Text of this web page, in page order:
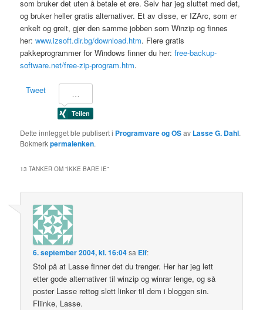
som bruker det uten å betale et øre. Selv har jeg sluttet med det,
og bruker heller gratis alternativer. Et av disse, er IZArc, som er
enkelt og greit, gjør den samme jobben som Winzip og finnes
her:www.izsoft.dir.bg/download.htm. Flere gratis
pakkeprogrammer for Windows finner du her:free-backup-
software.net/free-zip-program.htm.
Tweet
Dette innlegget ble publisert i Programvare og OSav Lasse G. Dahl.
Bokmerkpermalenken.
13 TANKER OM “IKKE BARE IE”
6. september 2004, kl. 16:04sa Elf:
Stol på at Lasse finner det du trenger. Her har jeg lett
etter gode alternativer til winzip og winrar lenge, og så
poster Lasse rettog slett linker til dem i bloggen sin.
Fliinke, Lasse.